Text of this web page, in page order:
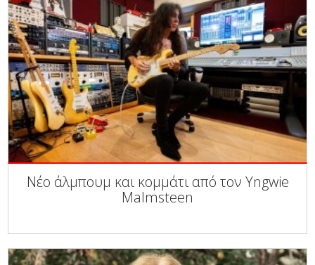
Νέο άλμπουμ και κομμάτι από τον Yngwie
Malmsteen